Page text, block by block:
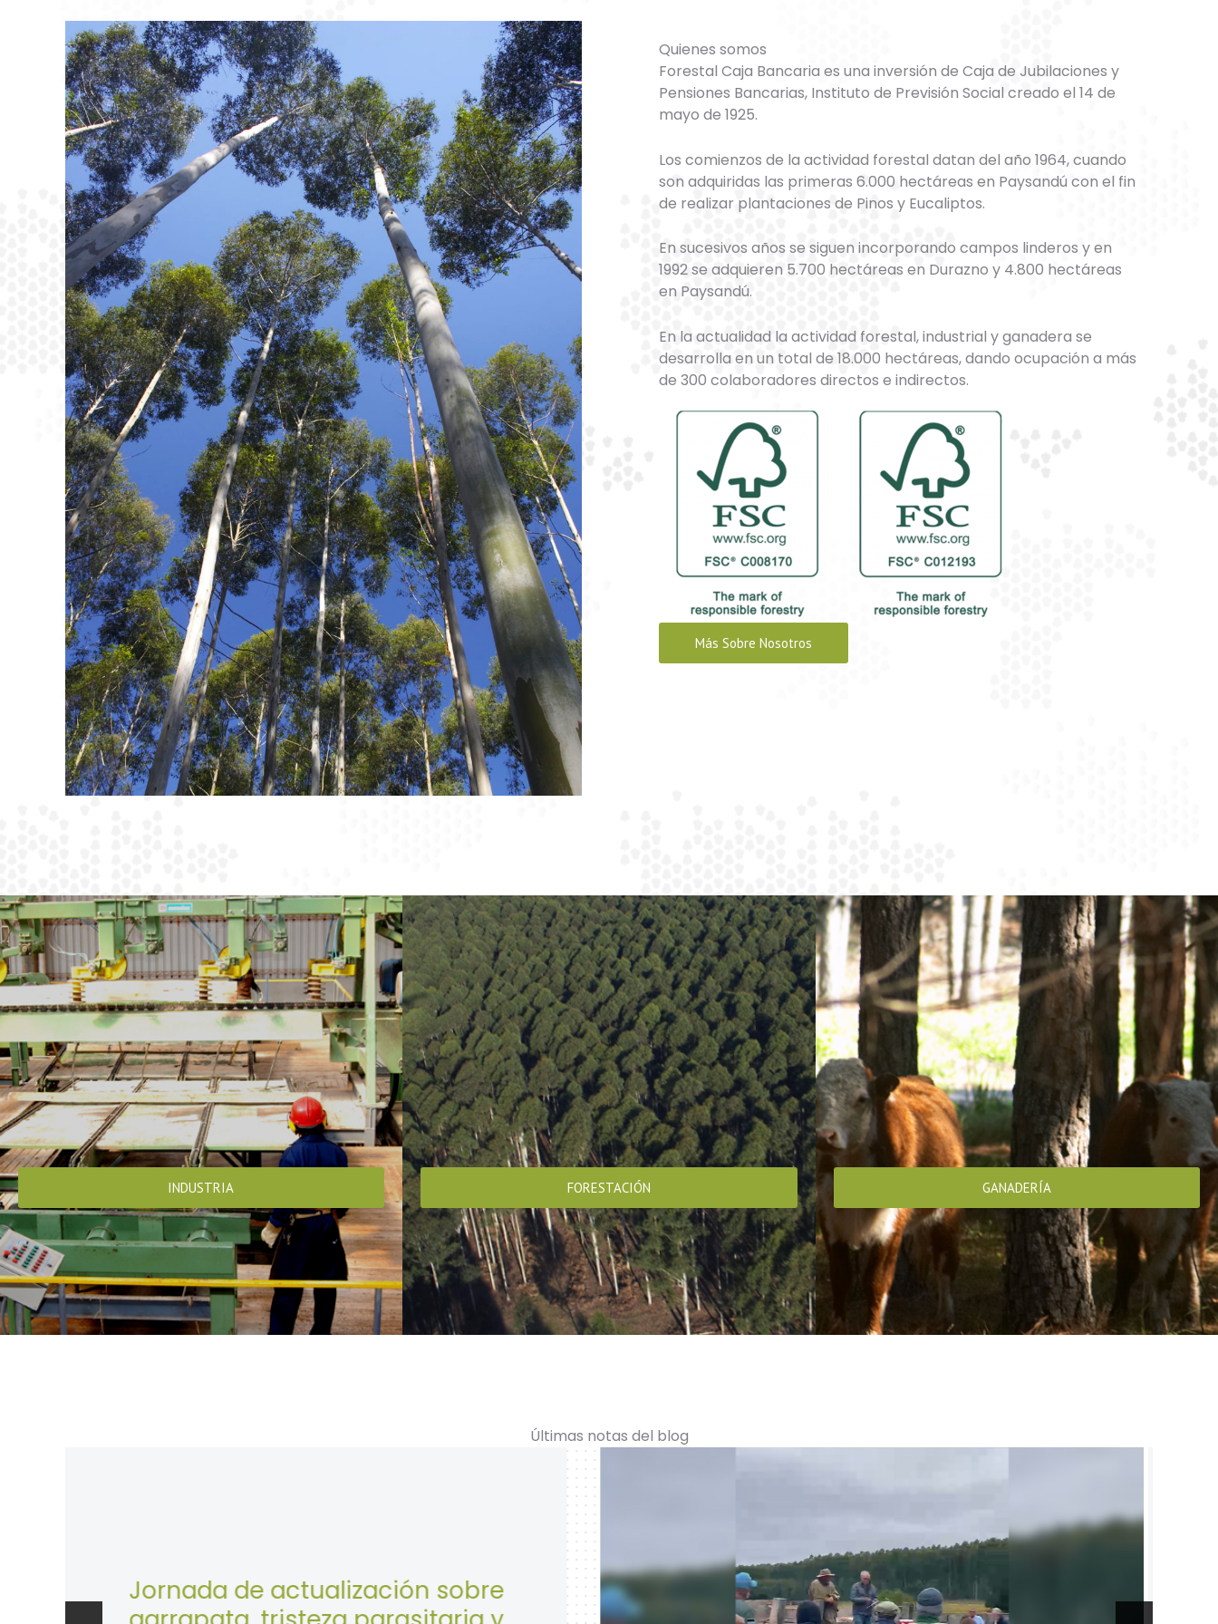
Quienes somos
Forestal Caja Bancaria es una inversión de Caja de Jubilaciones y
Pensiones Bancarias, Instituto de Previsión Social creado el 14 de
mayo de 1925.
Los comienzos de la actividad forestal datan del año 1964, cuando
son adquiridas las primeras 6.000 hectáreas en Paysandú con el fin
de realizar plantaciones de Pinos y Eucaliptos.
En sucesivos años se siguen incorporando campos linderos y en
1992 se adquieren 5.700 hectáreas en Durazno y 4.800 hectáreas
en Paysandú.
En la actualidad la actividad forestal, industrial y ganadera se
desarrolla en un total de 18.000 hectáreas, dando ocupación a más
de 300 colaboradores directos e indirectos.
Más Sobre Nosotros
INDUSTRIA FORESTACIÓN GANADERÍA
Últimas notas del blog
28 de Abril: Día Mundial de la